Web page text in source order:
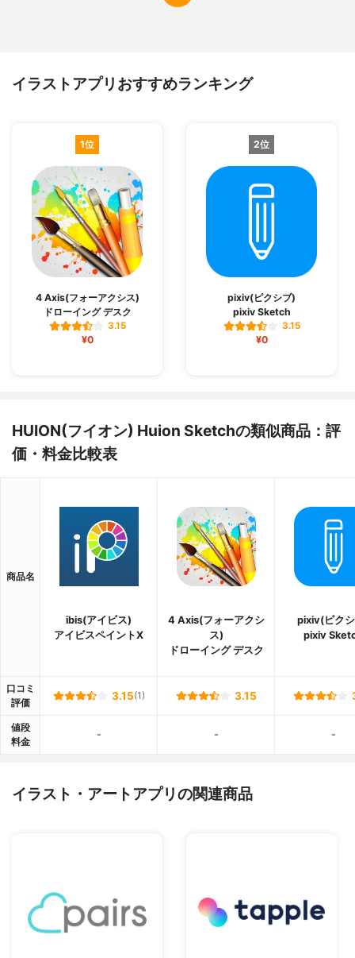
イラストアプリおすすめランキング
1位
4 Axis(フォーアクシス)
ドローイング デスク
3.15
¥0
2位
pixiv(ピクシブ)
pixiv Sketch
3.15
¥0
HUION(フイオン) Huion Sketchの類似商品：評
価・料金比較表
商品名
ibis(アイビス)
アイビスペイント‪X
4 Axis(フォーアクシ
ス)
ドローイング デスク
pixiv(ピク
pixiv
口コミ
評価
3.15(1) 3.15
値段
料金
- - -
イラスト・アートアプリの関連商品